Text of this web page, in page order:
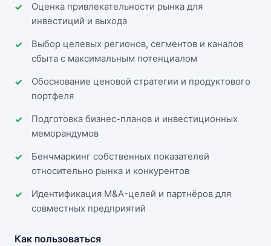
Оценка привлекательности рынка для
инвестиций и выхода
Выбор целевых регионов, сегментов и каналов
сбыта с максимальным потенциалом
Обоснование ценовой стратегии и продуктового
портфеля
Подготовка бизнес-планов и инвестиционных
меморандумов
Бенчмаркинг собственных показателей
относительно рынка и конкурентов
Идентификация M&A-целей и партнёров для
совместных предприятий
Как пользоваться